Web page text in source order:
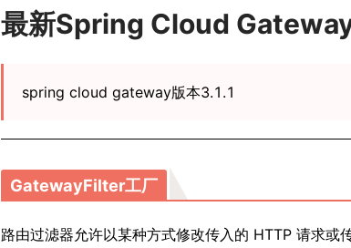
最新Spring Cloud Gateway
spring cloud gateway版本3.1.1
GatewayFilter工厂
路由过滤器允许以某种方式修改传入的 HTTP 请求或